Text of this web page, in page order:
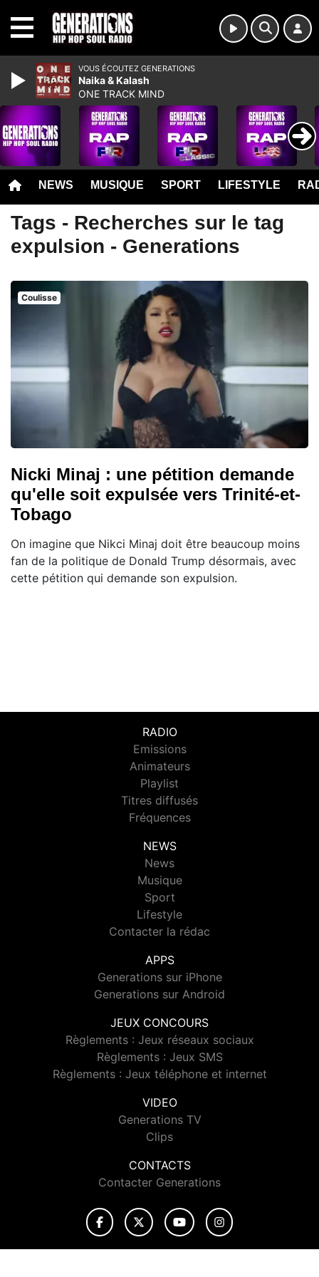
NEWS MUSIQUE SPORT LIFESTYLE
Tags - Recherches sur le tag
expulsion - Generations
Coulisse
Nicki Minaj : une pétition demande
qu'elle soit expulsée vers Trinité-et-
Tobago
On imagine que Nikci Minaj doit être beaucoup moins
fan de la politique de Donald Trump désormais, avec
cette pétition qui demande son expulsion.
RADIO
Emissions
Animateurs
Playlist
Titres diffusés
Fréquences
NEWS
News
Musique
Sport
Lifestyle
Contacter la rédac
APPS
Generations sur iPhone
Generations sur Android
JEUX CONCOURS
Règlements : Jeux réseaux sociaux
Règlements : Jeux SMS
Règlements : Jeux téléphone et internet
VIDEO
Generations TV
Clips
CONTACTS
Contacter Generations
VOUS ÉCOUTEZ GENERATIONS
Naika & Kalash
ONE TRACK MIND